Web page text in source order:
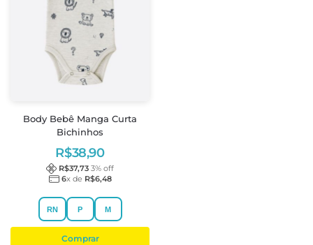
Body Bebê Manga Curta
Bichinhos
R$38,90
R$37,73 3% off
6x de R$6,48
RN P M
Comprar